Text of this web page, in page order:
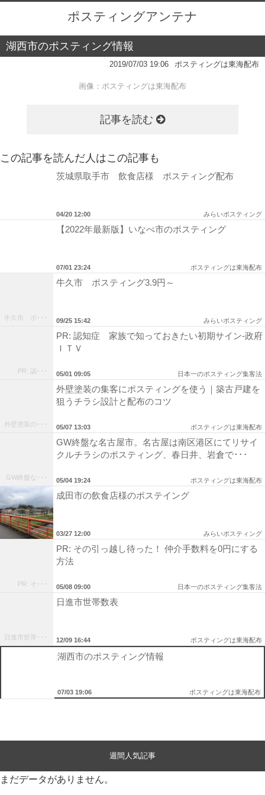
ポスティングアンテナ
湖西市のポスティング情報
2019/07/03 19:06 ポスティングは東海配布
画像： ポスティングは東海配布
記事を読む
この記事を読んだ人はこの記事も
茨城県取手市 飲食店様 ポスティング配布
04/20 12:00 みらいポスティング
【2022年最新版】いなべ市のポスティング
07/01 23:24 ポスティングは東海配布
牛久市 ポ･･･
牛久市 ポスティング3.9円～
09/25 15:42 みらいポスティング
PR: 認･･･
PR: 認知症 家族で知っておきたい初期サイン-政府
ＩＴＶ
05/01 09:05 日本一のポスティング集客法
外壁塗装の･･･
外壁塗装の集客にポスティングを使う｜築古戸建を
狙うチラシ設計と配布のコツ
05/07 13:03 ポスティングは東海配布
GW終盤な･･･
GW終盤な名古屋市。名古屋は南区港区にてリサイ
クルチラシのポスティング、春日井、岩倉で･･･
05/04 19:24 ポスティングは東海配布
成田市の飲食店様のポステイング
03/27 12:00 みらいポスティング
PR: そ･･･
PR: その引っ越し待った！ 仲介手数料を0円にする
方法
05/08 09:00 日本一のポスティング集客法
日進市世帯･･･
日進市世帯数表
12/09 16:44 ポスティングは東海配布
湖西市のポスティング情報
07/03 19:06 ポスティングは東海配布
週間人気記事
まだデータがありません。